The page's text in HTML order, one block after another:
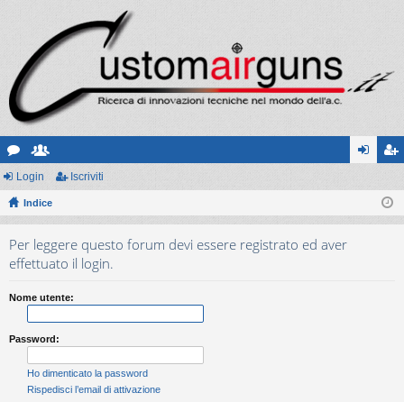
or
u
sc
ritt riv
Login Iscriviti
Indice
Per leggere questo forum devi essere registrato ed aver
effettuato il login.
Nome utente:
Password:
Ho dimenticato la password
Rispedisci l’email di attivazione